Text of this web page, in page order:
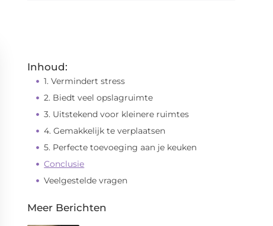
Inhoud:
1. Vermindert stress
2. Biedt veel opslagruimte
3. Uitstekend voor kleinere ruimtes
4. Gemakkelijk te verplaatsen
5. Perfecte toevoeging aan je keuken
Conclusie
Veelgestelde vragen
Meer Berichten